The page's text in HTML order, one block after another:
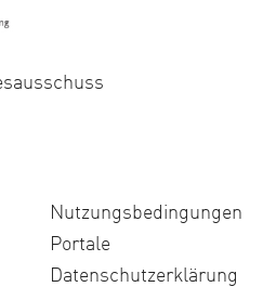
Nutzungsbedingungen
Portale
Datenschutzerklärung